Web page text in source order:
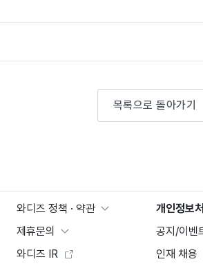
목록으로 돌아가기
와디즈 정책 · 약관
개인정보
제휴문의
공지/이벤
와디즈 IR
인재 채용